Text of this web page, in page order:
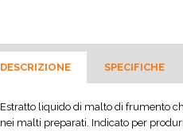
DESCRIZIONE SPECIFICHE
Estratto liquido di malto di frumento
nei malti preparati. Indicato per